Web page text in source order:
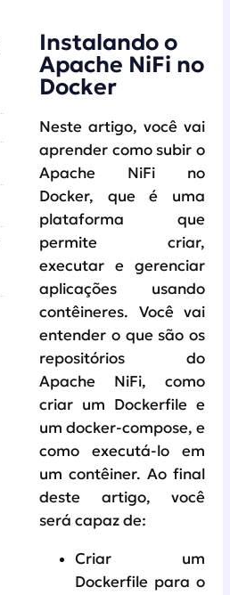
Instalando o
Apache NiFi no
Docker
Neste artigo, você vai
aprender como subir o
Apache NiFi no
Docker, que é uma
plataforma que
permite criar,
executar e gerenciar
aplicações usando
contêineres. Você vai
entender o que são os
repositórios do
Apache NiFi, como
criar um Dockerfile e
um docker-compose, e
como executá-lo em
um contêiner. Ao final
deste artigo, você
será capaz de:
Criar um
Dockerfile para o